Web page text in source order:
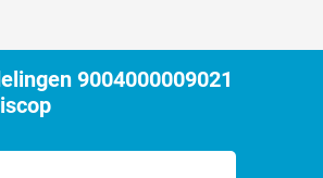
9004000009021